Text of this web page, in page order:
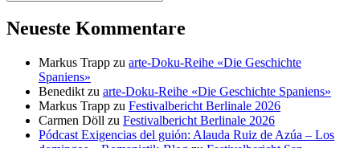
Neueste Kommentare
Markus Trapp zu arte-Doku-Reihe «Die Geschichte
Spaniens»
Benedikt zu arte-Doku-Reihe «Die Geschichte Spaniens»
Markus Trapp zu Festivalbericht Berlinale 2026
Carmen Döll zu Festivalbericht Berlinale 2026
Pódcast Exigencias del guión: Alauda Ruiz de Azúa – Los